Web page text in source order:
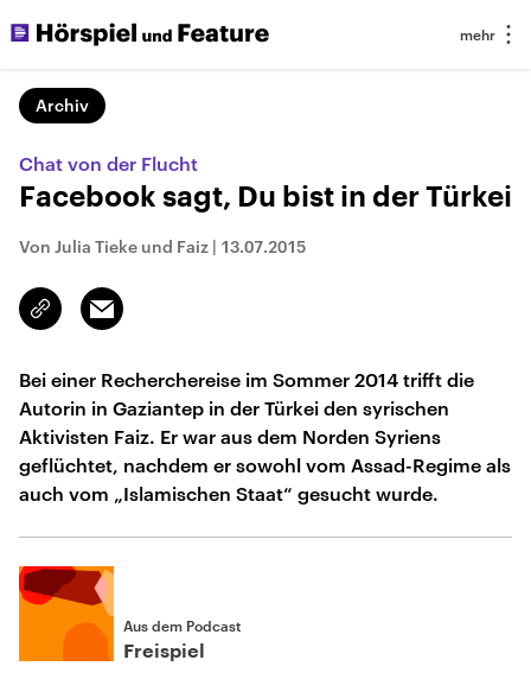
Archiv
Chat von der Flucht
Facebook sagt, Du bist in der Türkei
Von Julia Tieke und Faiz | 13.07.2015
Link
kopieren/teilen
Email
Bei einer Recherchereise im Sommer 2014 trifft die
Autorin in Gaziantep in der Türkei den syrischen
Aktivisten Faiz. Er war aus dem Norden Syriens
geflüchtet, nachdem er sowohl vom Assad-Regime als
auch vom „Islamischen Staat“ gesucht wurde.
Aus dem Podcast
Freispiel